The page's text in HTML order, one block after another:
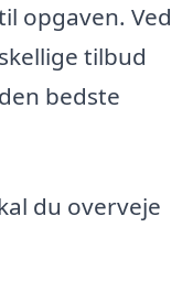
opgaven. Ved
tilbud
bedste
du overveje